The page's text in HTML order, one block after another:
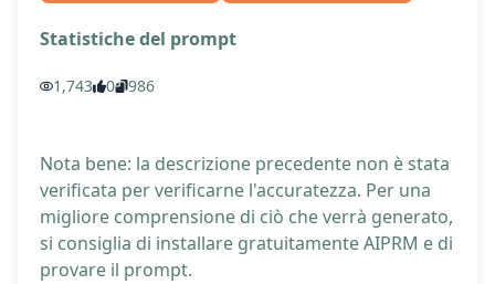
Statistiche del prompt
1,743 0 986
Nota bene: la descrizione precedente non è stata
verificata per verificarne l'accuratezza. Per una
migliore comprensione di ciò che verrà generato,
si consiglia di installare gratuitamente AIPRM e di
provare il prompt.